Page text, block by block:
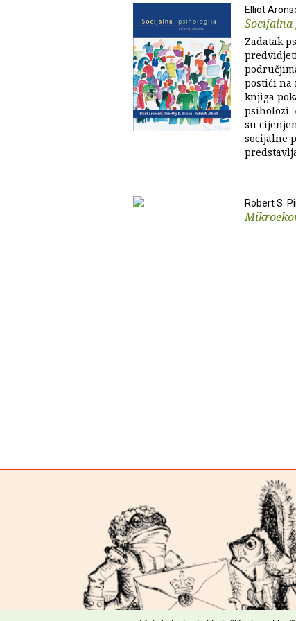
Elliot
Zadatak
postići na
knjiga
psiholozi.
su
socijalne
Robert S.